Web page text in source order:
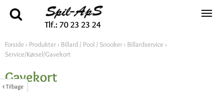
Tlf.: 70 23 23 24
Tilbage
Forside › Produkter› Billard / Pool / Snooker› Billardservice ›
Service/Kørsel/Gavekort
Gavekort